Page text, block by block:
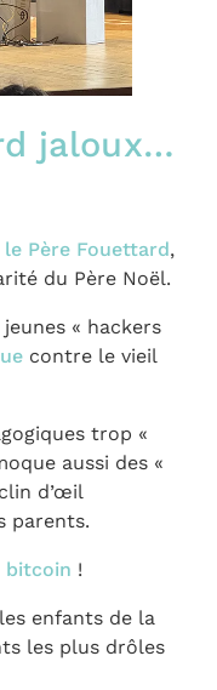
jaloux…
le Père Fouettard,
du Père Noël.
« hackers
contre le vieil
trop «
aussi des «
d’œil
parents.
bitcoin !
enfants de la
les plus drôles